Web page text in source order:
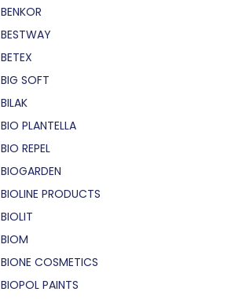
BENKOR
BESTWAY
BETEX
BIG SOFT
BILAK
BIO PLANTELLA
BIO REPEL
BIOGARDEN
BIOLINE PRODUCTS
BIOLIT
BIOM
BIONE COSMETICS
BIOPOL PAINTS